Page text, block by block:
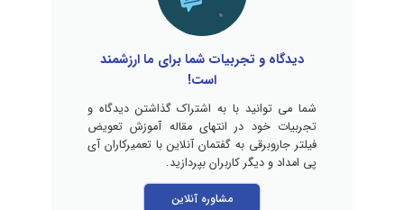
دیدگاه و تجربیات شما برای ما ارزشمند
است!
شما می توانید با به اشتراک گذاشتن دیدگاه و
تجربیات خود در انتهای مقاله آموزش تعویض
فیلتر جاروبرقی به گفتمان آنلاین با تعمیرکاران آی
پی امداد و دیگر کاربران بپردازید.
مشاوره آنلاین